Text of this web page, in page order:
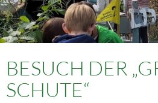
BESUCH DER
SCHUTE“